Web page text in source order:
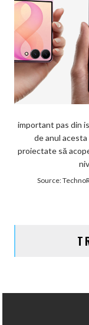
important pas din
de anul
proiectate să
Source: